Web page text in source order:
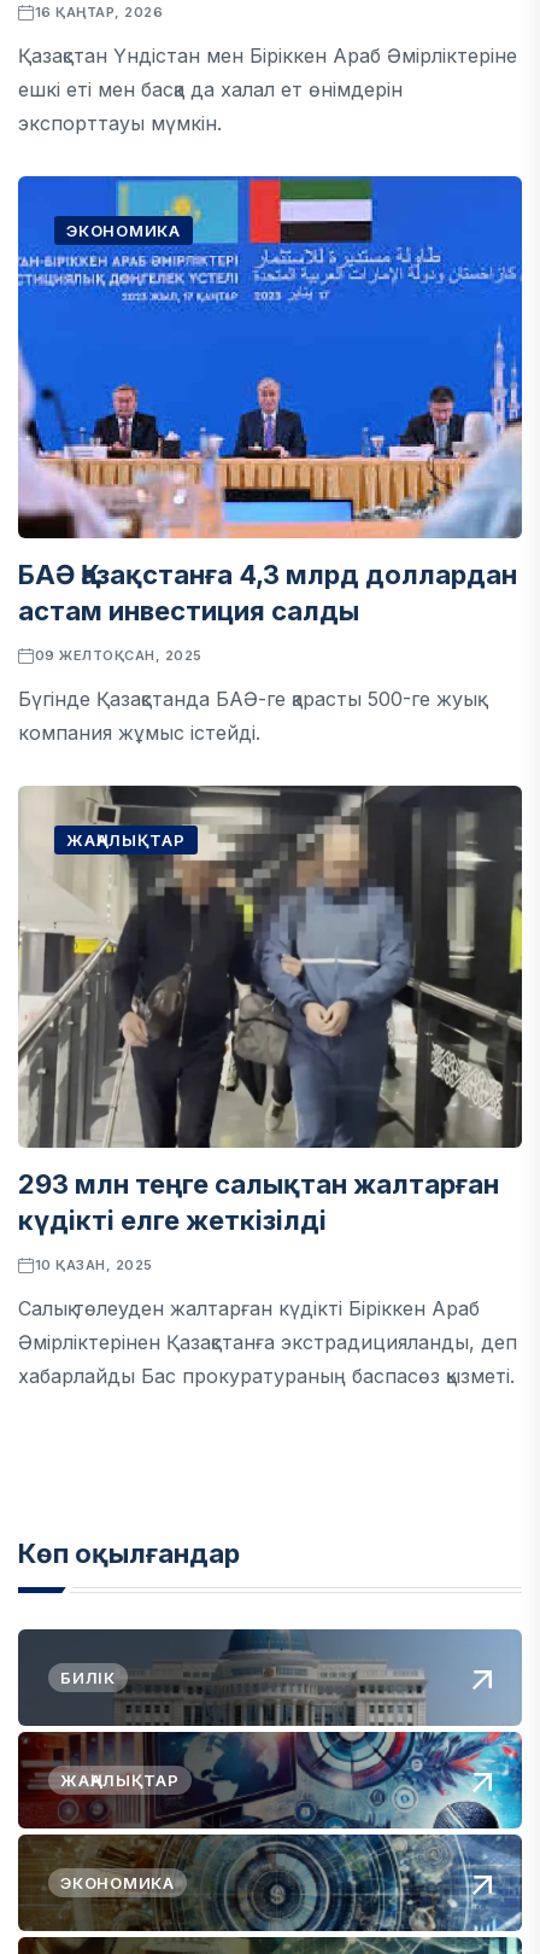
16 ҚАҢТАР, 2026
Қазақстан Үндістан мен Біріккен Араб Әмірліктеріне
ешкі еті мен басқа да халал ет өнімдерін
экспорттауы мүмкін.
ЭКОНОМИКА
БАӘ Қазақстанға 4,3 млрд доллардан
астам инвестиция салды
09 ЖЕЛТОҚСАН, 2025
Бүгінде Қазақстанда БАӘ-ге қарасты 500-ге жуық
компания жұмыс істейді.
ЖАҢАЛЫҚТАР
293 млн теңге салықтан жалтарған
күдікті елге жеткізілді
10 ҚАЗАН, 2025
Салық төлеуден жалтарған күдікті Біріккен Араб
Әмірліктерінен Қазақстанға экстрадицияланды, деп
хабарлайды Бас прокуратураның баспасөз қызметі.
Көп оқылғандар
БИЛІК
ЖАҢАЛЫҚТАР
ЭКОНОМИКА